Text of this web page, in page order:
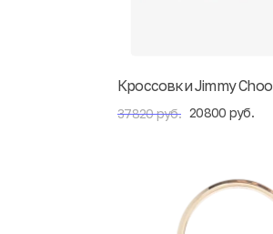
Кроссовки Jimmy Choo
37820 руб. 20800 руб.